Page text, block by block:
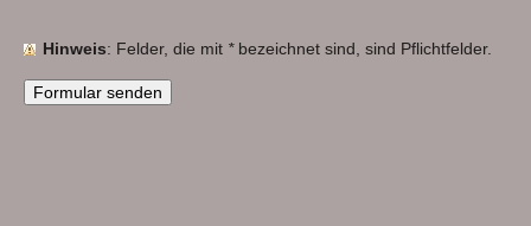
Hinweis : Felder, die mit *bezeichnet sind, sind Pflichtfelder.